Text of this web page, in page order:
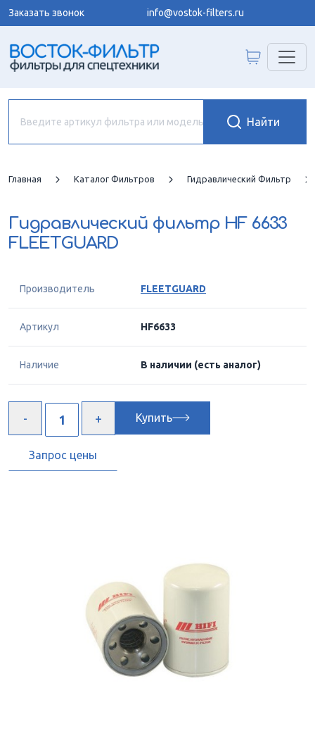
Заказать звонок info@vostok-filters.ru
Главная Каталог Фильтров Гидравлический Фильтр
Гидравлический фильтр HF 6633
FLEETGUARD
Производитель FLEETGUARD
Артикул HF6633
Наличие В наличии (есть аналог)
Купить
Запрос цены